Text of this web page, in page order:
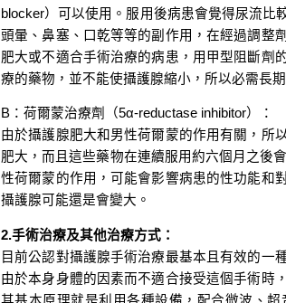
blocker）可以使用。服用後病患會覺得尿流比
頭暈、鼻塞、口乾等等的副作用，在經過調整
肥大或不適合手術治療的病患，用甲型阻斷劑
療的藥物，並不能使攝護腺縮小，所以必需長期
B：荷爾蒙治療劑（5α-reductase inhibitor）：
由於攝護腺肥大和男性荷爾蒙的作用有關，所
肥大，而且這些藥物在連續服用約六個月之後
性荷爾蒙的作用，可能會影響病患的性功能和
攝護腺可能還是會變大。
2.手術治療及其他治療方式：
目前公認對攝護腺手術治療最基本且有效的一
由於本身身體的因素而不適合接受這個手術時